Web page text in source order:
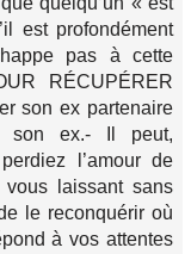
est profondément
pas à cette
RÉCUPÉRER
son ex partenaire
son ex.- Il peut,
l’amour de
laissant sans
le reconquérir où
à vos attentes